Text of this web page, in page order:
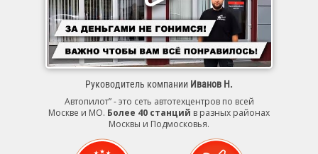
Руководитель компании Иванов Н.
Автопилот” - это сеть автотехцентров по всей
Москве и МО. Более 40 станций в разных районах
Москвы и Подмосковья.